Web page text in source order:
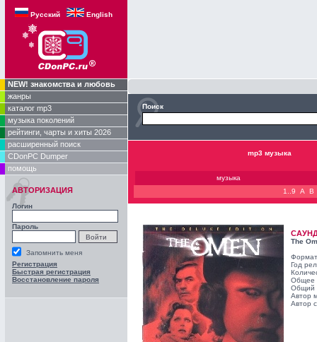
Русский English
NEW! знакомства и любовь
жанры
каталог mp3
музыка поколений
рейтинги, чарты и хиты 2026
расширенный поиск
CDonPC Dumper
помощь
АВТОРИЗАЦИЯ
Логин
Пароль
Запомнить меня
Регистрация
Быстрая регистрация
Восстановление пароля
Поиск
mp3 музыка
музыка
1..9
A B
The
Год
Общее
Общий
Автор
Автор